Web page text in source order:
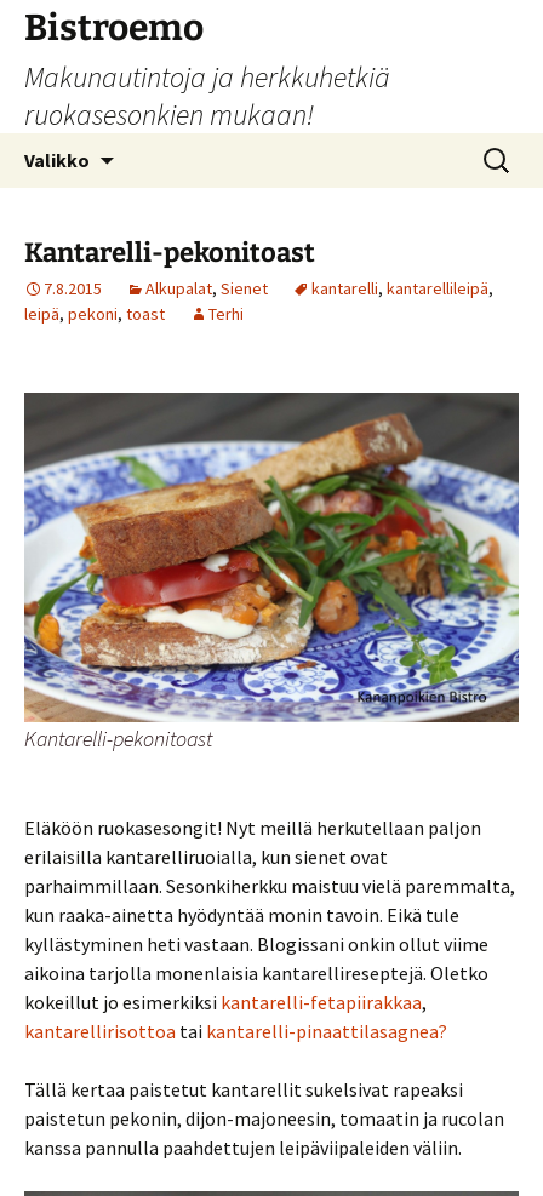
Siirry
sisältöön
Bistroemo
Makunautintoja ja herkkuhetkiä
ruokasesonkien mukaan!
Valikko Haku:
Kantarelli-pekonitoast
7.8.2015 Alkupalat, Sienet kantarelli, kantarellileipä,
leipä, pekoni, toast Terhi
Kantarelli-pekonitoast
Eläköön ruokasesongit! Nyt meillä herkutellaan paljon
erilaisilla kantarelliruoialla, kun sienet ovat
parhaimmillaan. Sesonkiherkku maistuu vielä paremmalta,
kun raaka-ainetta hyödyntää monin tavoin. Eikä tule
kyllästyminen heti vastaan. Blogissani onkin ollut viime
aikoina tarjolla monenlaisia kantarellireseptejä. Oletko
kokeillut jo esimerkiksi kantarelli-fetapiirakkaa,
kantarellirisottoa tai kantarelli-pinaattilasagnea?
Tällä kertaa paistetut kantarellit sukelsivat rapeaksi
paistetun pekonin, dijon-majoneesin, tomaatin ja rucolan
kanssa pannulla paahdettujen leipäviipaleiden väliin.